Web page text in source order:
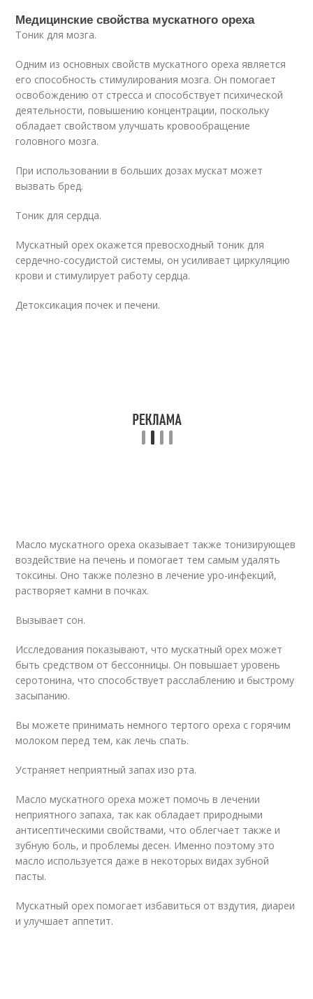
Медицинские свойства мускатного ореха
Тоник для мозга.
Одним из основных свойств мускатного ореха является
его способность стимулирования мозга. Он помогает
освобождению от стресса и способствует психической
деятельности, повышению концентрации, поскольку
обладает свойством улучшать кровообращение
головного мозга.
При использовании в больших дозах мускат может
вызвать бред.
Тоник для сердца.
Мускатный орех окажется превосходный тоник для
сердечно-сосудистой системы, он усиливает циркуляцию
крови и стимулирует работу сердца.
Детоксикация почек и печени.
Масло мускатного ореха оказывает также тонизирующев
воздействие на печень и помогает тем самым удалять
токсины. Оно также полезно в лечение уро-инфекций,
растворяет камни в почках.
Вызывает сон.
Исследования показывают, что мускатный орех может
быть средством от бессонницы. Он повышает уровень
серотонина, что способствует расслаблению и быстрому
засыпанию.
Вы можете принимать немного тертого ореха с горячим
молоком перед тем, как лечь спать.
Устраняет неприятный запах изо рта.
Масло мускатного ореха может помочь в лечении
неприятного запаха, так как обладает природными
антисептическими свойствами, что облегчает также и
зубную боль, и проблемы десен. Именно поэтому это
масло используется даже в некоторых видах зубной
пасты.
Мускатный орех помогает избавиться от вздутия, диареи
и улучшает аппетит.